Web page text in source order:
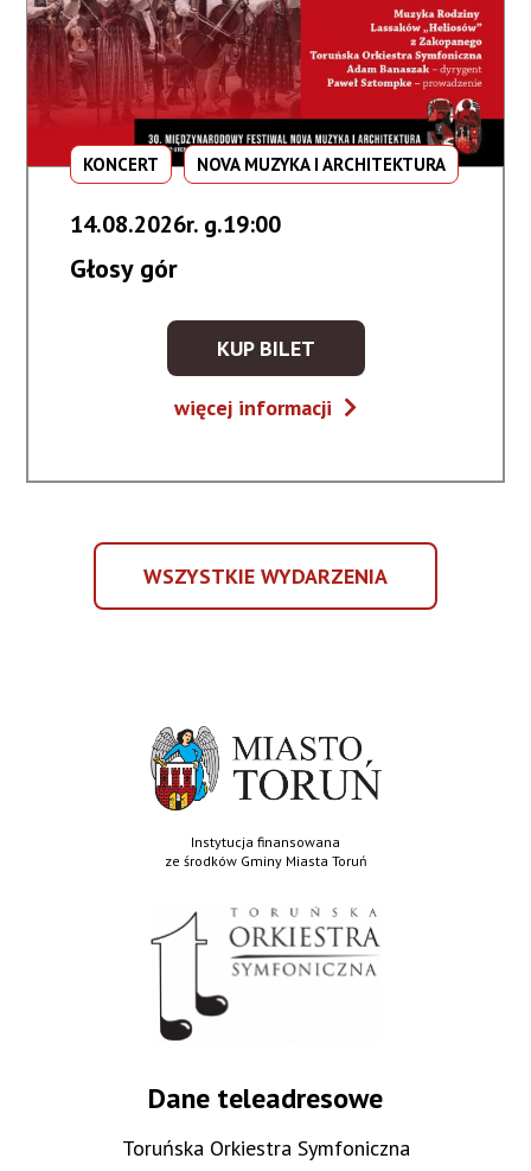
KONCERT NOVA MUZYKA I ARCHITEKTURA
14.08.2026r. g.19:00
Głosy gór
KUP BILET
KUP
NA
więcej informacji
Głosy
WSZYSTKIE WYDARZENIA
WSZYSTKIE
WYDARZENIA
Instytucja finansowana
ze środków Gminy Miasta Toruń
Dane teleadresowe
Toruńska Orkiestra Symfoniczna